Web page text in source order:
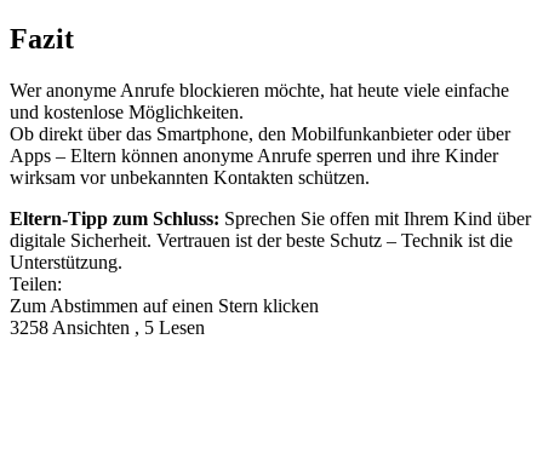
Fazit
Wer anonyme Anrufe blockieren möchte, hat heute viele einfache
und kostenlose Möglichkeiten.
Ob direkt über das Smartphone, den Mobilfunkanbieter oder über
Apps – Eltern können anonyme Anrufe sperren und ihre Kinder
wirksam vor unbekannten Kontakten schützen.
Eltern-Tipp zum Schluss: Sprechen Sie offen mit Ihrem Kind über
digitale Sicherheit. Vertrauen ist der beste Schutz – Technik ist die
Unterstützung.
Teilen:
Zum Abstimmen auf einen Stern klicken
3258 Ansichten , 5 Lesen